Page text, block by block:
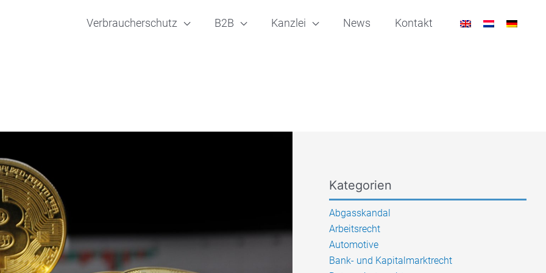
Verbraucherschutz B2B Kanzlei News Kontakt
Kategorien
Abgasskandal
Arbeitsrecht
Automotive
Bank- und Kapitalmarktrecht